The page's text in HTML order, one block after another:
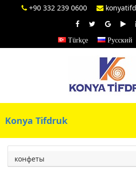
+90 332 239 0600
Türkçe Русский
Konya Tifdruk
конфеты